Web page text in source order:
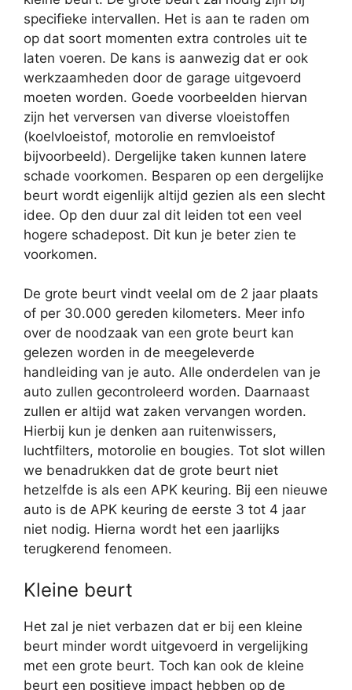
specifieke intervallen. Het is aan te raden om
op dat soort momenten extra controles uit te
laten voeren. De kans is aanwezig dat er ook
werkzaamheden door de garage uitgevoerd
moeten worden. Goede voorbeelden hiervan
zijn het verversen van diverse vloeistoffen
(koelvloeistof, motorolie en remvloeistof
bijvoorbeeld). Dergelijke taken kunnen latere
schade voorkomen. Besparen op een dergelijke
beurt wordt eigenlijk altijd gezien als een slecht
idee. Op den duur zal dit leiden tot een veel
hogere schadepost. Dit kun je beter zien te
voorkomen.
De grote beurt vindt veelal om de 2 jaar plaats
of per 30.000 gereden kilometers. Meer info
over de noodzaak van een grote beurt kan
gelezen worden in de meegeleverde
handleiding van je auto. Alle onderdelen van je
auto zullen gecontroleerd worden. Daarnaast
zullen er altijd wat zaken vervangen worden.
Hierbij kun je denken aan ruitenwissers,
luchtfilters, motorolie en bougies. Tot slot willen
we benadrukken dat de grote beurt niet
hetzelfde is als een APK keuring. Bij een nieuwe
auto is de APK keuring de eerste 3 tot 4 jaar
niet nodig. Hierna wordt het een jaarlijks
terugkerend fenomeen.
Kleine beurt
Het zal je niet verbazen dat er bij een kleine
beurt minder wordt uitgevoerd in vergelijking
met een grote beurt. Toch kan ook de kleine
beurt een positieve impact hebben op de